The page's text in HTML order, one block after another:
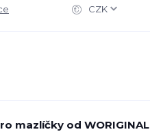
CZK
mazlíčky od WORIGINAL